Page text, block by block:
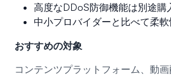
高度なDDoS防御機能は別途購
中小プロバイダーと比べて柔
おすすめの対象
コンテンツプラットフォーム、動